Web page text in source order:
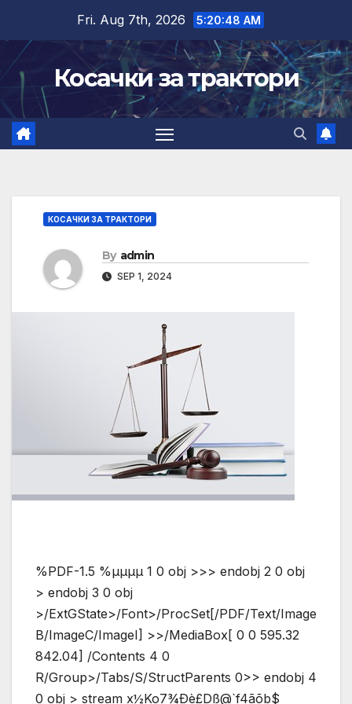
content
Fri. Aug 7th, 2026 5:20:49 AM
Косачки за трактори
КОСАЧКИ ЗА ТРАКТОРИ
By admin
SEP 1, 2024
%PDF-1.5 %µµµµ 1 0 obj >>> endobj 2 0 obj
> endobj 3 0 obj
>/ExtGState>/Font>/ProcSet[/PDF/Text/Image
B/ImageC/ImageI] >>/MediaBox[ 0 0 595.32
842.04] /Contents 4 0
R/Group>/Tabs/S/StructParents 0>> endobj 4
0 obj > stream x½Ko7¾Ðè£Dß@`f4ãõb$